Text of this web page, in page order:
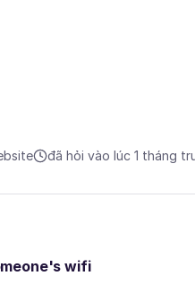
đã hỏi vào lúc 1 tháng
wifi